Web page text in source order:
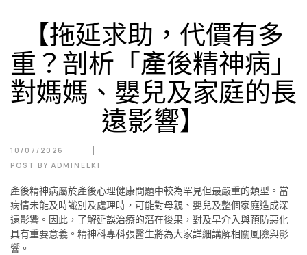
【拖延求助，代價有多
重？剖析「產後精神病」
對媽媽、嬰兒及家庭的長
遠影響】
10/07/2026
POST BY ADMINELKI
產後精神病屬於產後心理健康問題中較為罕見但最嚴重的類型。當
病情未能及時識別及處理時，可能對母親、嬰兒及整個家庭造成深
遠影響。因此，了解延誤治療的潛在後果，對及早介入與預防惡化
具有重要意義。精神科專科張醫生將為大家詳細講解相關風險與影
響。